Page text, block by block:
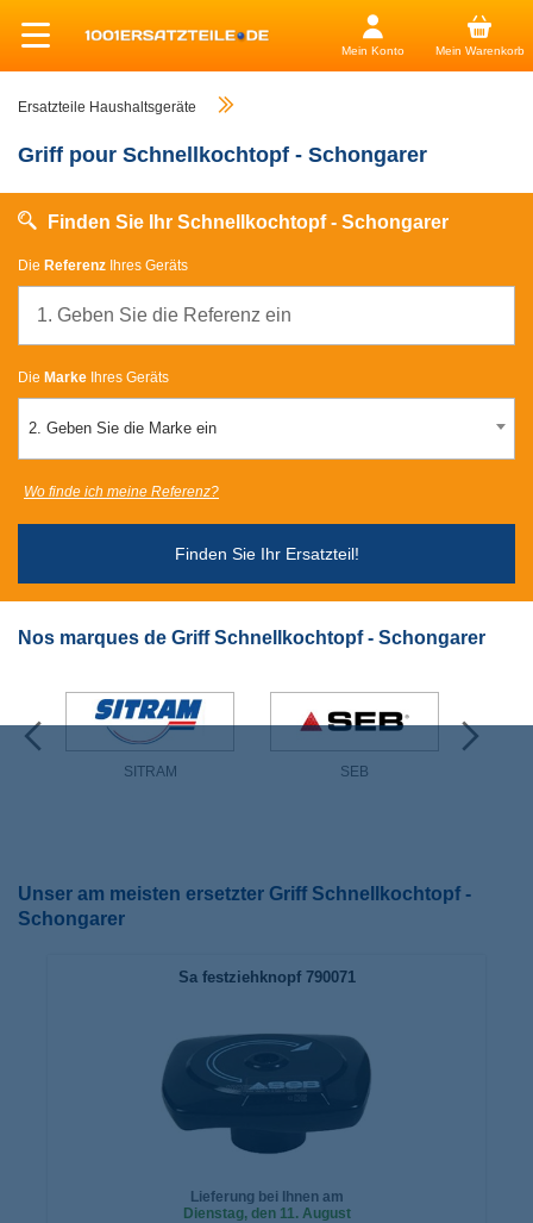
Mein Konto Mein Warenkorb
Ersatzteile Haushaltsgeräte
Griff pour Schnellkochtopf - Schongarer
Finden Sie Ihr Schnellkochtopf - Schongarer
Die Referenz Ihres Geräts
Die Marke Ihres Geräts
2. Geben Sie die Marke ein
Finden Sie Ihr Ersatzteil!
Wo finde ich meine Referenz?
Nos marques de Griff Schnellkochtopf - Schongarer
SITRAM SEB
Unser am meisten ersetzter Griff Schnellkochtopf -
Schongarer
Sa festziehknopf 790071
Lieferung bei Ihnen am
Dienstag, den 11. August